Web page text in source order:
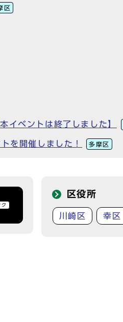
区
イベントは終了しました】
を開催しました！ 多摩区
ク
区役所
川崎区 幸区